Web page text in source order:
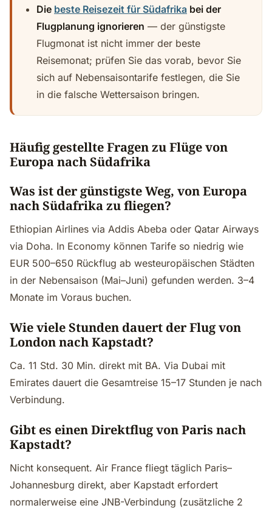
Die beste Reisezeit für Südafrika bei der
Flugplanung ignorieren — der günstigste
Flugmonat ist nicht immer der beste
Reisemonat; prüfen Sie das vorab, bevor Sie
sich auf Nebensaisontarife festlegen, die Sie
in die falsche Wettersaison bringen.
Häufig gestellte Fragen zu Flüge von
Europa nach Südafrika
Was ist der günstigste Weg, von Europa
nach Südafrika zu fliegen?
Ethiopian Airlines via Addis Abeba oder Qatar Airways
via Doha. In Economy können Tarife so niedrig wie
EUR 500–650 Rückflug ab westeuropäischen Städten
in der Nebensaison (Mai–Juni) gefunden werden. 3–4
Monate im Voraus buchen.
Wie viele Stunden dauert der Flug von
London nach Kapstadt?
Ca. 11 Std. 30 Min. direkt mit BA. Via Dubai mit
Emirates dauert die Gesamtreise 15–17 Stunden je nach
Verbindung.
Gibt es einen Direktflug von Paris nach
Kapstadt?
Nicht konsequent. Air France fliegt täglich Paris–
Johannesburg direkt, aber Kapstadt erfordert
normalerweise eine JNB-Verbindung (zusätzliche 2